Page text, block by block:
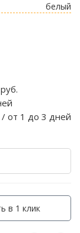
белый
/ от 1 до 3 дней
в 1 клик